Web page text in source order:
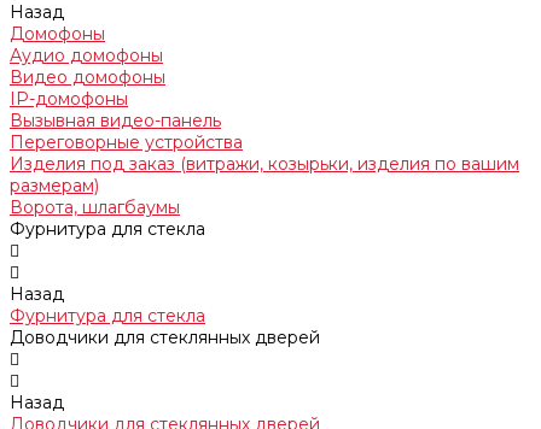
Назад
Домофоны
Аудио домофоны
Видео домофоны
IP-домофоны
Вызывная видео-панель
Переговорные устройства
Изделия под заказ (витражи, козырьки, изделия по вашим
размерам)
Ворота, шлагбаумы
Фурнитура для стекла
Назад
Фурнитура для стекла
Доводчики для стеклянных дверей
Назад
Доводчики для стеклянных дверей